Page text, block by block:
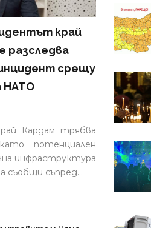
край
разследва
срещу
НАТО
Кардам трябва
потенциален
инфраструктура
съобщи съпред...